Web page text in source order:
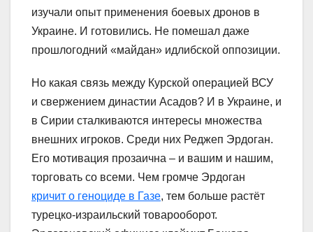
изучали опыт применения боевых дронов в
Украине. И готовились. Не помешал даже
прошлогодний «майдан» идлибской оппозиции.
Но какая связь между Курской операцией ВСУ
и свержением династии Асадов? И в Украине, и
в Сирии сталкиваются интересы множества
внешних игроков. Среди них Реджеп Эрдоган.
Его мотивация прозаична – и вашим и нашим,
торговать со всеми. Чем громче Эрдоган
кричит о геноциде в Газе, тем больше растёт
турецко-израильский товарооборот.